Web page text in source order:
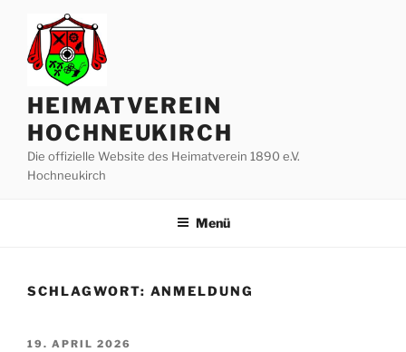
springen
HEIMATVEREIN
HOCHNEUKIRCH
Die offizielle Website des Heimatverein 1890 e.V.
Hochneukirch
Menü
SCHLAGWORT: ANMELDUNG
VERÖFFENTLICHT
19. APRIL 2026